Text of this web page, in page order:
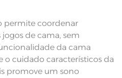
Queen
1 Pillow Top
1,60m x 2,0m
na etiqueta.
permite coordenar
de cama, sem
da cama
o cuidado característicos da
promove um sono